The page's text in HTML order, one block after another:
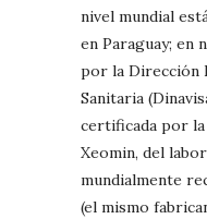
nivel mundial
en Paraguay; en
por la Dirección
Sanitaria
certificada por la
Xeomin, del
mundialmente
(el mismo